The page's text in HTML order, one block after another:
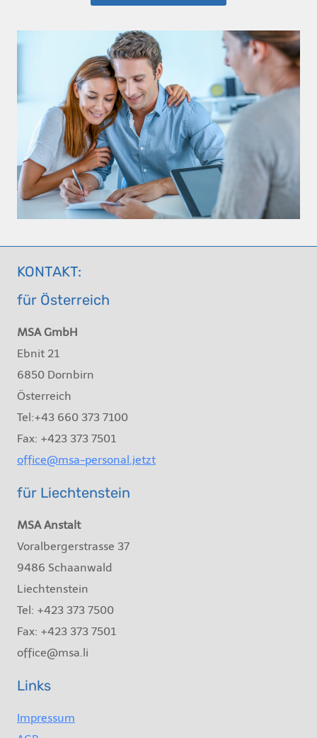
KONTAKT:
für Österreich
MSA GmbH
Ebnit 21
6850 Dornbirn
Österreich
Tel:+43 660 373 7100
Fax: +423 373 7501
office@msa-personal.jetzt
für Liechtenstein
MSA Anstalt
Voralbergerstrasse 37
9486 Schaanwald
Liechtenstein
Tel: +423 373 7500
Fax: +423 373 7501
office@msa.li
Links
Impressum